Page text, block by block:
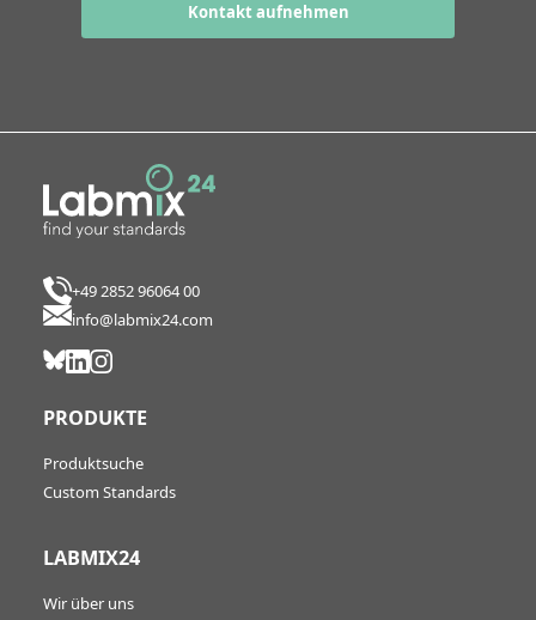
Kontakt aufnehmen
+49 2852 96064 00
info@labmix24.com
PRODUKTE
Produktsuche
Custom Standards
LABMIX24
Wir über uns